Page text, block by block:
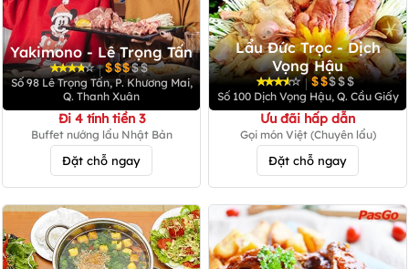
Yakimono - Lê Trọng Tấn
|
Số 98 Lê Trọng Tấn, P. Khương Mai,
Q. Thanh Xuân
Đi 4 tính tiền 3
Buffet nướng lẩu Nhật Bản
Đặt chỗ ngay
Lẩu Đức Trọc - Dịch
Vọng Hậu
|
Số 100 Dịch Vọng Hậu, Q. Cầu Giấy
Ưu đãi hấp dẫn
Gọi món Việt (Chuyên lẩu)
Đặt chỗ ngay